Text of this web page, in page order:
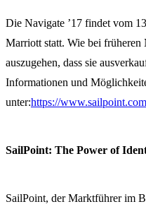
Die Navigate ’17 findet vom
Marriott statt. Wie bei früheren
auszugehen, dass sie
Informationen und
unter:https://
SailPoint: The Power of
SailPoint, der Marktführer im